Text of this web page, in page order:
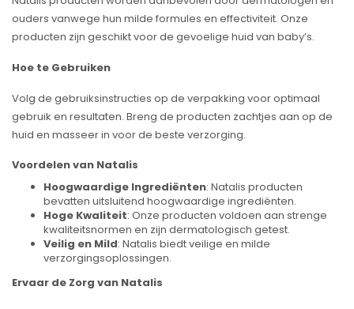
ouders vanwege hun milde formules en effectiviteit. Onze
producten zijn geschikt voor de gevoelige huid van baby’s.
Hoe te Gebruiken
Volg de gebruiksinstructies op de verpakking voor optimaal
gebruik en resultaten. Breng de producten zachtjes aan op de
huid en masseer in voor de beste verzorging.
Voordelen van Natalis
Hoogwaardige Ingrediënten: Natalis producten
bevatten uitsluitend hoogwaardige ingrediënten.
Hoge Kwaliteit: Onze producten voldoen aan strenge
kwaliteitsnormen en zijn dermatologisch getest.
Veilig en Mild: Natalis biedt veilige en milde
verzorgingsoplossingen.
Ervaar de Zorg van Natalis